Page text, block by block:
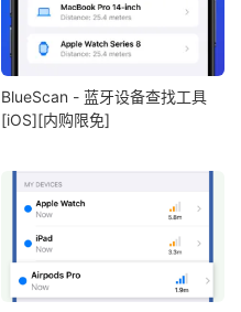
BlueScan - 蓝牙设备查找工具
[iOS][内购限免]